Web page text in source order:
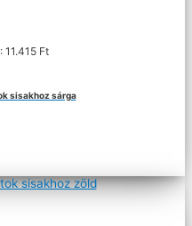
11.415 Ft
sisakhoz sárga